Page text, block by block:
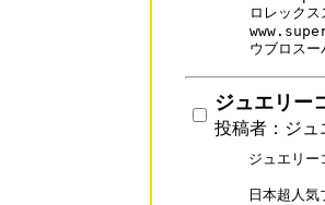
ロレック
ジュエリー
投稿者：ジュ
ジュエリ
日本超人